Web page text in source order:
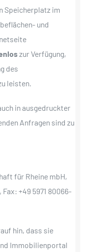
Speicherplatz im
und
zur Verfügung,
des
leisten.
in ausgedruckter
Anfragen sind zu
für Rheine mbH,
+49 5971 80066-
hin, dass sie
Immobilienportal